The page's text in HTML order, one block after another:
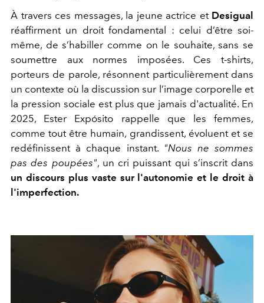
À travers ces messages, la jeune actrice et Desigual
réaffirment un droit fondamental : celui d’être soi-
même, de s’habiller comme on le souhaite, sans se
soumettre aux normes imposées. Ces t-shirts,
porteurs de parole, résonnent particulièrement dans
un contexte où la discussion sur l’image corporelle et
la pression sociale est plus que jamais d'actualité. En
2025, Ester Expósito rappelle que les femmes,
comme tout être humain, grandissent, évoluent et se
redéfinissent à chaque instant. "Nous ne sommes
pas des poupées", un cri puissant qui s’inscrit dans
un discours plus vaste sur l'autonomie et le droit à
l'imperfection.